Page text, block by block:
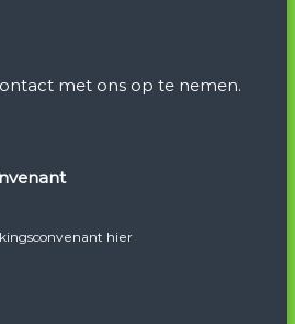
met ons op te nemen.
hier